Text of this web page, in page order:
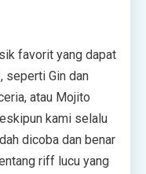
favorit yang dapat
seperti Gin dan
atau Mojito
kami selalu
dicoba dan benar
riff lucu yang